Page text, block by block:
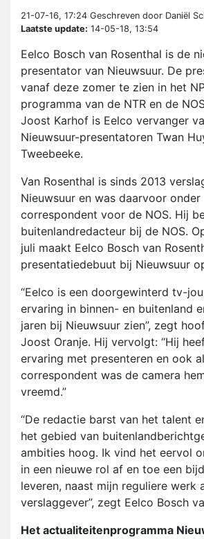
21-07-16, 17:24 Geschreven door Daniël
Laatste update: 14-05-18, 13:54
Eelco Bosch van Rosenthal is de
presentator van Nieuwsuur. De
vanaf deze zomer te zien in het
programma van de NTR en de
Joost Karhof is Eelco vervanger
Nieuwsuur-presentatoren Twan
Tweebeeke.
Van Rosenthal is sinds 2013
Nieuwsuur en was daarvoor onder
correspondent voor de NOS. Hij
buitenlandredacteur bij de NOS.
juli maakt Eelco Bosch van
presentatiedebuut bij Nieuwsuur
“Eelco is een doorgewinterd tv-
ervaring in binnen- en buitenland
jaren bij Nieuwsuur zien”, zegt
Joost Oranje. Hij vervolgt: “Hij
ervaring met presenteren en ook
correspondent was de camera
vreemd.”
“De redactie barst van het talent
het gebied van
ambities hoog. Ik vind het eervol
in een nieuwe rol af en toe een
leveren, naast mijn reguliere werk
verslaggever”, zegt Eelco Bosch
Het actualiteitenprogramma